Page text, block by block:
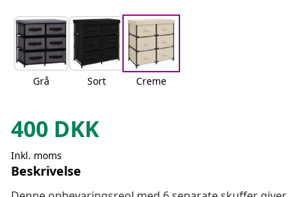
Grå Sort Creme
400 DKK
Inkl. moms
Beskrivelse